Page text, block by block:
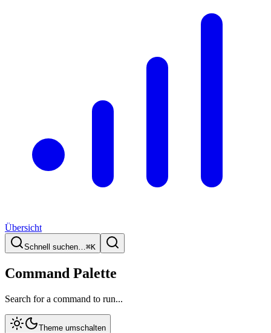
Übersicht
Schnell suchen…⌘K
Command Palette
Search for a command to run...
Theme umschalten